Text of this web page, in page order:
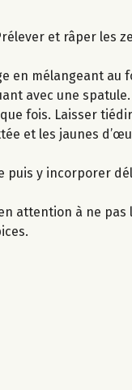
et râper les
en mélangeant au
avec une
fois. Laisser tiédir
et les jaunes
puis y incorporer
attention à ne